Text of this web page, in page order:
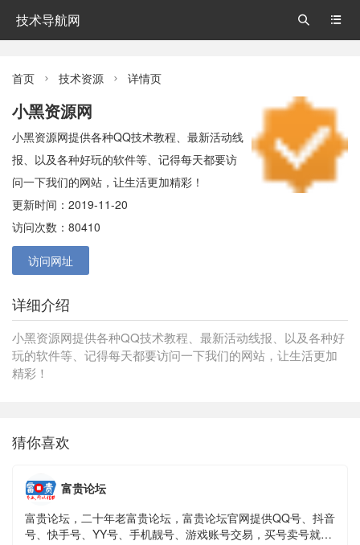
技术导航网 

首页  技术资源  详情页
小黑资源网
小黑资源网提供各种QQ技术教程、最新活动线
报、以及各种好玩的软件等、记得每天都要访
问一下我们的网站，让生活更加精彩！
更新时间：2019-11-20
访问次数：80410
访问网址
详细介绍
小黑资源网提供各种QQ技术教程、最新活动线报、以及各种好
玩的软件等、记得每天都要访问一下我们的网站，让生活更加
精彩！
猜你喜欢
富贵论坛
富贵论坛，二十年老富贵论坛，富贵论坛官网提供QQ号、抖音
号、快手号、YY号、手机靓号、游戏账号交易，买号卖号就上